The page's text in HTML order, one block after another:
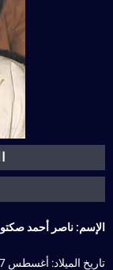
الإسم: ناصر أحمدصكتو
تاريخ الميلاد: أغسطس 1967